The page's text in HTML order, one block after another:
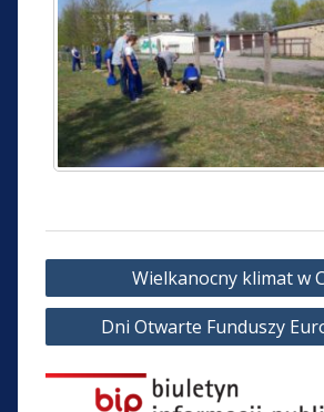
Nawigacja
wpisu
Wielkanocny klimat w
Dni Otwarte Funduszy